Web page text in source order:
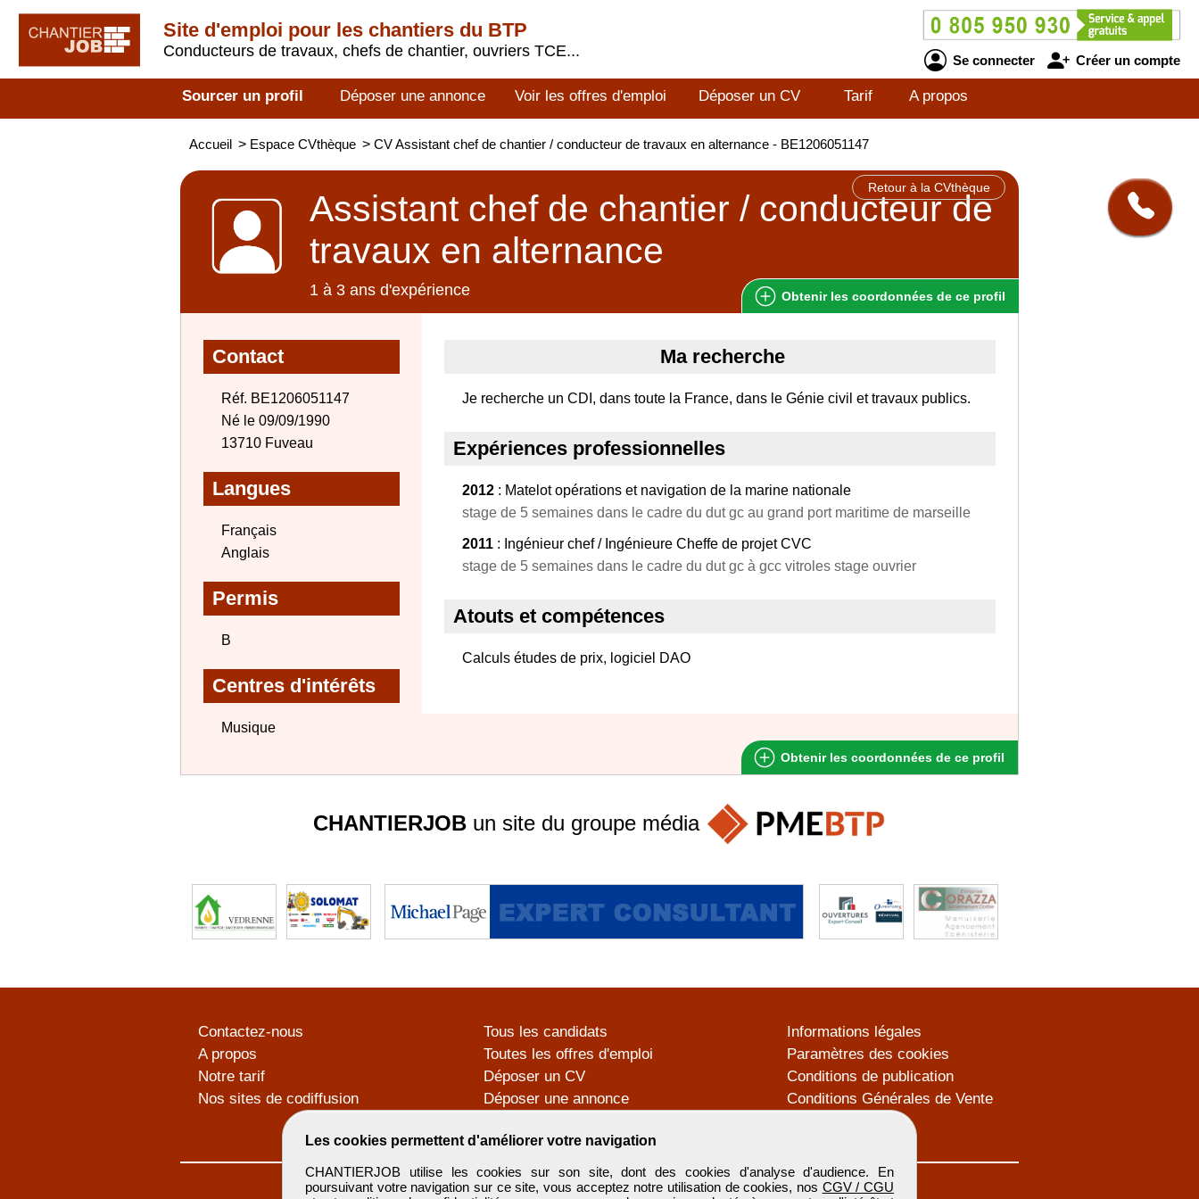
Site d'emploi pour les chantiers du BTP
Conducteurs de travaux, chefs de chantier, ouvriers TCE...
Se connecter Créer un compte
Sourcer un profil Déposer une annonce Voir les offres d'emploi Déposer un CV Tarif A propos
Accueil > Espace CVthèque > CV Assistant chef de chantier / conducteur de travaux en alternance - BE1206051147
Retour à la CVthèque
Assistant chef de chantier / conducteur de
travaux en alternance
1 à 3 ans d'expérience Obtenir les coordonnées de ce profil
Contact
Réf. BE1206051147
Né le 09/09/1990
13710 Fuveau
Langues
Français
Anglais
Permis
B
Centres d'intérêts
Musique
Ma recherche
Je recherche un CDI, dans toute la France, dans le Génie civil et travaux publics.
Expériences professionnelles
2012 : Matelot opérations et navigation de la marine nationale
stage de 5 semaines dans le cadre du dut gc au grand port maritime de marseille
2011 : Ingénieur chef / Ingénieure Cheffe de projet CVC
stage de 5 semaines dans le cadre du dut gc à gcc vitroles stage ouvrier
Atouts et compétences
Calculs études de prix, logiciel DAO
Obtenir les coordonnées de ce profil
Les cookies permettent d'améliorer votre navigation
CHANTIERJOB utilise les cookies sur son site, dont des cookies d'analyse d'audience. En
poursuivant votre navigation sur ce site, vous acceptez notre utilisation de cookies, nos CGV / CGU
CHANTIERJOBun site du groupe média
Contactez-nous
A propos
Notre tarif
Nos sites de codiffusion
Tous les candidats
Toutes les offres d'emploi
Déposer un CV
Déposer une annonce
Informations légales
Paramètres des cookies
Conditions de publication
Conditions Générales de Vente